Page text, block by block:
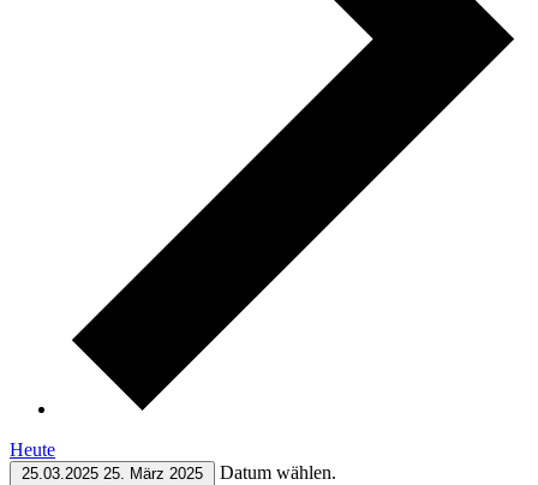
Heute
25.03.2025 25. März 2025 Datum wählen.